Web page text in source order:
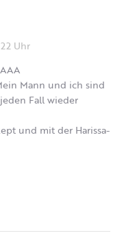
Uhr
Mann und ich sind
Fall wieder
und mit der Harissa-